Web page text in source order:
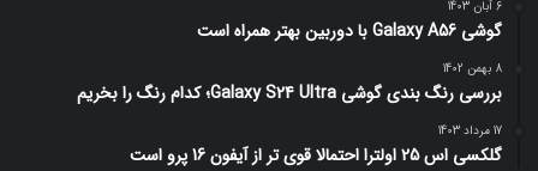
6 آبان 1403
گوشی Galaxy A56 با دوربین بهتر همراه است
8 بهمن 1402
بررسی رنگ بندی گوشی Galaxy S24 Ultra؛ کدام رنگ را بخریم
17 مرداد 1403
گلکسی اس 25 اولترا احتمالا قوی تر از آیفون 16 پرو است